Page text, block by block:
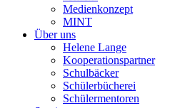
Medienkonzept
MINT
Über uns
Helene Lange
Kooperationspartner
Schulbäcker
Schülerbücherei
Schülermentoren